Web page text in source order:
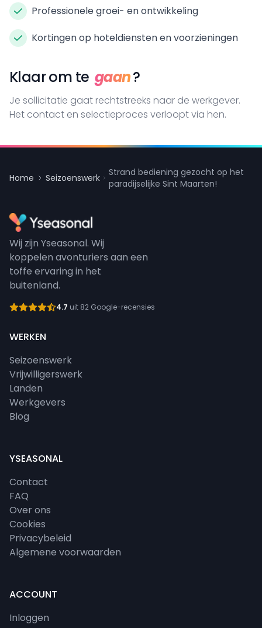
Professionele groei- en ontwikkeling
Kortingen op hoteldiensten en voorzieningen
Klaar om te gaan?
Je sollicitatie gaat rechtstreeks naar de werkgever.
Het contact en selectieproces verloopt via hen.
Home Seizoenswerk
Strand bediening gezocht op het
paradijselijke Sint Maarten!
Wij zijn Yseasonal. Wij
koppelen avonturiers aan een
toffe ervaring in het
buitenland.
4.7 uit 82 Google-recensies
WERKEN
Seizoenswerk
Vrijwilligerswerk
Landen
Werkgevers
Blog
YSEASONAL
Contact
FAQ
Over ons
Cookies
Privacybeleid
Algemene voorwaarden
ACCOUNT
Inloggen